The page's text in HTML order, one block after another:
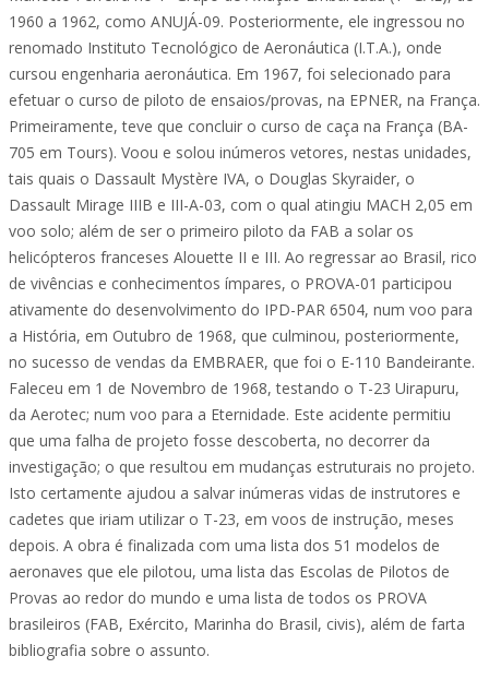
1960 a 1962, como ANUJÁ-09. Posteriormente, ele ingressou no
renomado Instituto Tecnológico de Aeronáutica (I.T.A.), onde
cursou engenharia aeronáutica. Em 1967, foi selecionado para
efetuar o curso de piloto de ensaios/provas, na EPNER, na França.
Primeiramente, teve que concluir o curso de caça na França (BA-
705 em Tours). Voou e solou inúmeros vetores, nestas unidades,
tais quais o Dassault Mystère IVA, o Douglas Skyraider, o
Dassault Mirage IIIB e III-A-03, com o qual atingiu MACH 2,05 em
voo solo; além de ser o primeiro piloto da FAB a solar os
helicópteros franceses Alouette II e III. Ao regressar ao Brasil, rico
de vivências e conhecimentos ímpares, o PROVA-01 participou
ativamente do desenvolvimento do IPD-PAR 6504, num voo para
a História, em Outubro de 1968, que culminou, posteriormente,
no sucesso de vendas da EMBRAER, que foi o E-110 Bandeirante.
Faleceu em 1 de Novembro de 1968, testando o T-23 Uirapuru,
da Aerotec; num voo para a Eternidade. Este acidente permitiu
que uma falha de projeto fosse descoberta, no decorrer da
investigação; o que resultou em mudanças estruturais no projeto.
Isto certamente ajudou a salvar inúmeras vidas de instrutores e
cadetes que iriam utilizar o T-23, em voos de instrução, meses
depois. A obra é finalizada com uma lista dos 51 modelos de
aeronaves que ele pilotou, uma lista das Escolas de Pilotos de
Provas ao redor do mundo e uma lista de todos os PROVA
brasileiros (FAB, Exército, Marinha do Brasil, civis), além de farta
bibliografia sobre o assunto.